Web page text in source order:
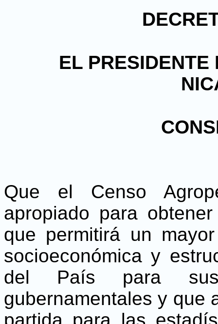
EL
Que el Censo
apropiado para
que permitirá un
socioeconómica y
del País para
gubernamentales y que